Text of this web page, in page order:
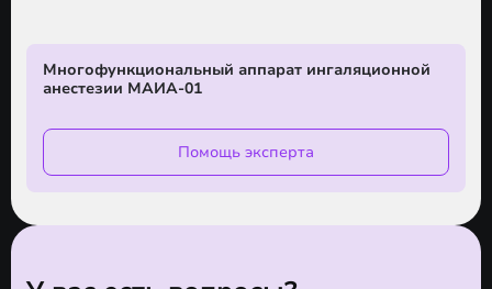
Многофункциональный аппарат ингаляционной
анестезии МАИА-01
Помощь эксперта